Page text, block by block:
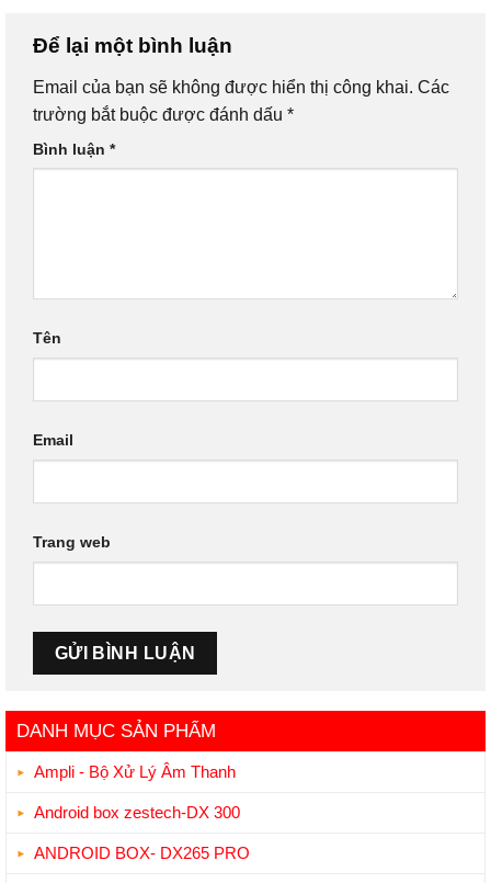
DANH MỤC SẢN PHẨM
Ampli - Bộ Xử Lý Âm Thanh
Android box zestech-DX 300
ANDROID BOX- DX265 PRO
Để lại một bình luận
Email của bạn sẽ không được hiển thị công khai. Các
trường bắt buộc được đánh dấu *
Bình luận *
Tên
Email
Trang web